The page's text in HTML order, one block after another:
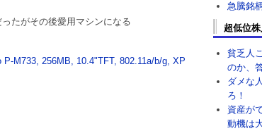
たがその後愛用マシンになる
M733, 256MB, 10.4"TFT, 802.11a/b/g, XP
急騰銘
超低位株
貧乏人
のか、
ダメな
ろ！
資産が
動機は